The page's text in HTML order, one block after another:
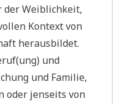
der Weiblichkeit,
Kontext von
herausbildet.
und
und Familie,
oder jenseits von